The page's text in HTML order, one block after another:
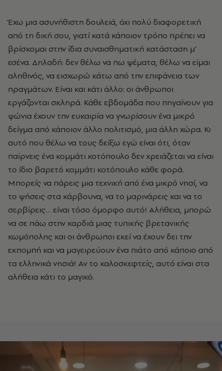
Έχω μια ασυνήθιστη δουλειά, όχι πολύ διαφορετική
από τη δική σου, γιατί κατά κάποιον τρόπο πρέπει να
βρίσκομαι στην ίδια συναισθηματική κατάσταση μ’
εσένα. Δηλαδή: δεν θέλω να πω ψέματα, θέλω να είμαι
αληθινός, να εισχωρώ κάτω από την επιφάνεια των
πραγμάτων. Είναι και κάτι άλλο: οι άνθρωποι
εργάζονται σκληρά. Κάθε εβδομάδα που πηγαίνουν για
ψώνια έχουν την ευκαιρία να γνωρίσουν ένα μικρό
δείγμα από κάποιον άλλο πολιτισμό, μια άλλη χώρα. Κι
αυτό που θέλω να τους δείξω εγώ είναι ότι, όταν
παίρνεις ένα κομμάτι κοτόπουλο δεν χρειάζεται να είναι
το ίδιο βαρετό κομμάτι κοτόπουλο κάθε φορά.
Μπορείς να πάρεις μια τεχνική από ένα μικρό νησί, να
το ψήσεις στα κάρβουνα, να το μαρινάρεις και να το
σερβίρεις… είναι τόσο όμορφο αυτό! Αλήθεια, μπορώ
να σε πάω στην καρδιά μιας τυπικής βρετανικής
κωμόπολης και οι άνθρωποι εκεί να έχουν δει την
εκπομπή και να μαγειρεύουν ένα πιάτο από κάποιο από
τα ελληνικά νησιά! Αν το καλοσκεφτείς, αυτό είναι στα
αλήθεια κάτι το μαγικό.